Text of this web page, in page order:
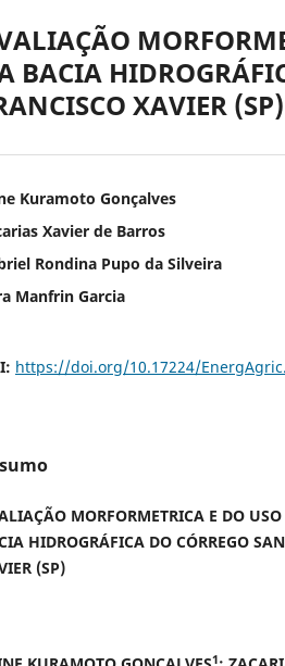
BACIA
XAVIER (SP)
Kuramoto Gonçalves
Xavier de Barros
Rondina Pupo da Silveira
Manfrin Garcia
https://doi.org/10.17224/
MORFORMETRICA E DO
HIDROGRÁFICA DO CÓRREGO
(SP)
1